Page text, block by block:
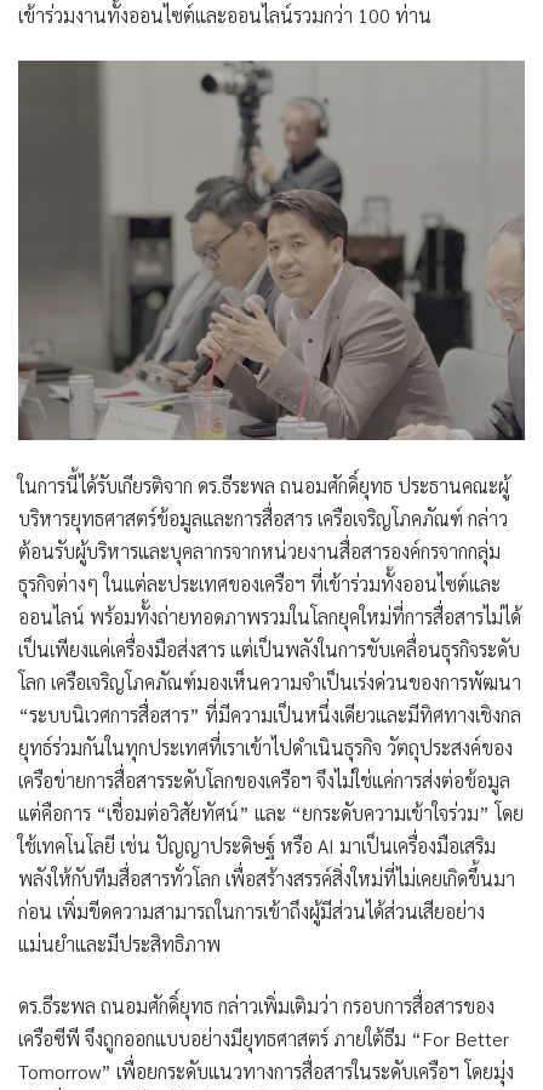
เข้าร่วมงานทั้งออนไซต์และออนไลน์รวมกว่า 100 ท่าน
ในการนี้ได้รับเกียรติจาก ดร.ธีระพล ถนอมศักดิ์ยุทธ ประธานคณะผู้
บริหารยุทธศาสตร์ข้อมูลและการสื่อสาร เครือเจริญโภคภัณฑ์ กล่าว
ต้อนรับผู้บริหารและบุคลากรจากหน่วยงานสื่อสารองค์กรจากกลุ่ม
ธุรกิจต่างๆ ในแต่ละประเทศของเครือฯ ที่เข้าร่วมทั้งออนไซต์และ
ออนไลน์ พร้อมทั้งถ่ายทอดภาพรวมในโลกยุคใหม่ที่การสื่อสารไม่ได้
เป็นเพียงแค่เครื่องมือส่งสาร แต่เป็นพลังในการขับเคลื่อนธุรกิจระดับ
โลก เครือเจริญโภคภัณฑ์มองเห็นความจำเป็นเร่งด่วนของการพัฒนา
“ระบบนิเวศการสื่อสาร” ที่มีความเป็นหนึ่งเดียวและมีทิศทางเชิงกล
ยุทธ์ร่วมกันในทุกประเทศที่เราเข้าไปดำเนินธุรกิจ วัตถุประสงค์ของ
เครือข่ายการสื่อสารระดับโลกของเครือฯ จึงไม่ใช่แค่การส่งต่อข้อมูล
แต่คือการ “เชื่อมต่อวิสัยทัศน์” และ “ยกระดับความเข้าใจร่วม” โดย
ใช้เทคโนโลยี เช่น ปัญญาประดิษฐ์ หรือ AI มาเป็นเครื่องมือเสริม
พลังให้กับทีมสื่อสารทั่วโลก เพื่อสร้างสรรค์สิ่งใหม่ที่ไม่เคยเกิดขึ้นมา
ก่อน เพิ่มขีดความสามารถในการเข้าถึงผู้มีส่วนได้ส่วนเสียอย่าง
แม่นยำและมีประสิทธิภาพ
ดร.ธีระพล ถนอมศักดิ์ยุทธ กล่าวเพิ่มเติมว่า กรอบการสื่อสารของ
เครือซีพี จึงถูกออกแบบอย่างมียุทธศาสตร์ ภายใต้ธีม “For Better
Tomorrow” เพื่อยกระดับแนวทางการสื่อสารในระดับเครือฯ โดยมุ่ง